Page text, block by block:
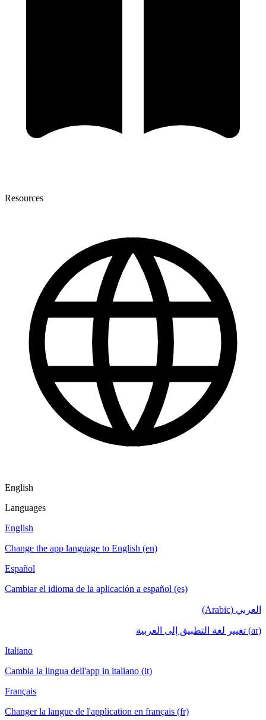
Resources
English
Languages
English
Change the app language to English (en)
Español
Cambiar el idioma de la aplicación a español (es)
العربي (Arabic)
(ar) تغيير لغة التطبيق إلى العربية
Italiano
Cambia la lingua dell'app in italiano (it)
Français
Changer la langue de l'application en français (fr)